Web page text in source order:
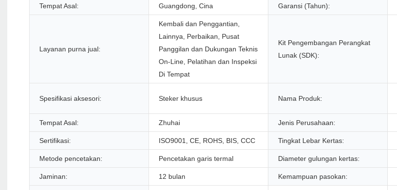
Tempat Asal: Guangdong, Cina Garansi (Tahun):
Layanan purna jual:
Kembali dan Penggantian,
Lainnya, Perbaikan, Pusat
Panggilan dan Dukungan Teknis
On-Line, Pelatihan dan Inspeksi
Di Tempat
Kit Pengembangan Perangkat
Lunak (SDK):
Spesifikasi aksesori: Steker khusus Nama Produk:
Tempat Asal: Zhuhai Jenis Perusahaan:
Sertifikasi: ISO9001, CE, ROHS, BIS, CCC Tingkat Lebar Kertas:
Metode pencetakan: Pencetakan garis termal Diameter gulungan kertas:
Jaminan: 12 bulan Kemampuan pasokan: